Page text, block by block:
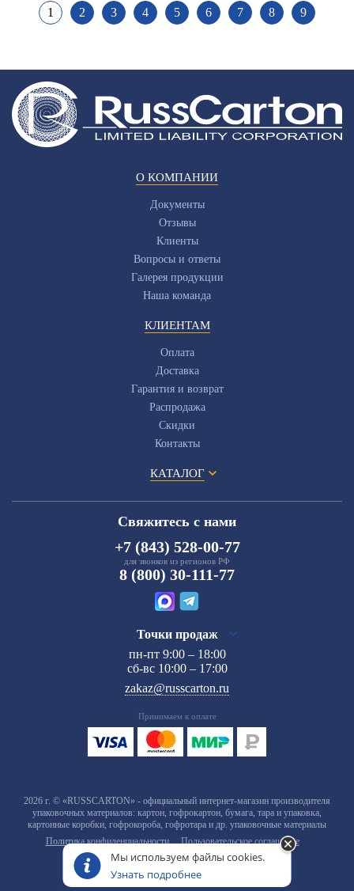
1 2 3 4 5 6 7 8 9
О КОМПАНИИ
Документы
Отзывы
Клиенты
Вопросы и ответы
Галерея продукции
Наша команда
КЛИЕНТАМ
Оплата
Доставка
Гарантия и возврат
Распродажа
Скидки
Контакты
КАТАЛОГ
Свяжитесь с нами
+7 (843) 528-00-77
для звонков из регионов РФ
8 (800) 30-111-77
Точки продаж
пн-пт 9:00 – 18:00
сб-вс 10:00 – 17:00
zakaz@russcarton.ru
Принимаем к оплате
2026 г. © «RUSSCARTON» - официальный интернет-магазин производителя
упаковочных материалов: картон, гофрокартон, бумага, тара и упаковка,
картонные коробки, гофрокороба, гофротара и др. упаковочные материалы
Политика конфиденциальности
Пользовательское соглашение
Мы используем файлы cookies.
Узнать подробнее